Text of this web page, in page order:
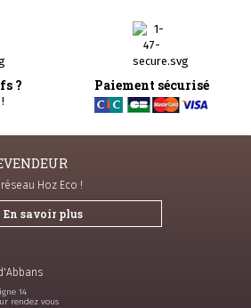
Click & Collect
Retrait gratuit en boutique
Rendez-vous
Hoz Eco !
En savoir plus
14
rendez vous